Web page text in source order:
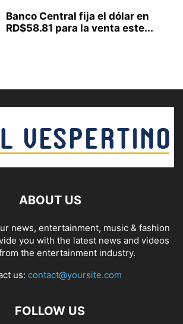
Banco Central fija el dólar en
RD$58.81 para la venta este...
ABOUT US
news, entertainment, music & fashion
you with the latest news and videos
the entertainment industry.
us: contact@yoursite.com
FOLLOW US